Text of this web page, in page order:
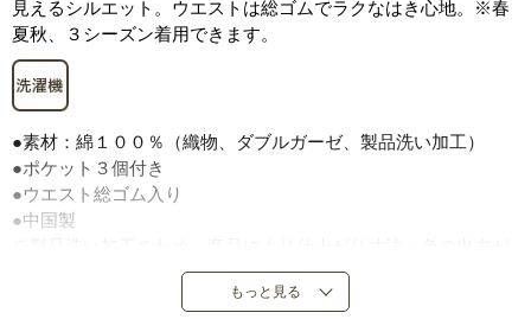
見えるシルエット。ウエストは総ゴムでラクなはき心地。※春
夏秋、３シーズン着用できます。
●素材：綿１００％（織物、ダブルガーゼ、製品洗い加工）
●ポケット３個付き
●ウエスト総ゴム入り
●中国製
異なります。２重ガーゼ素材は、生地を２枚重ねた構造になっ
ており、接結部分が小さな穴のように見えますが、品質上問題
もっと見る